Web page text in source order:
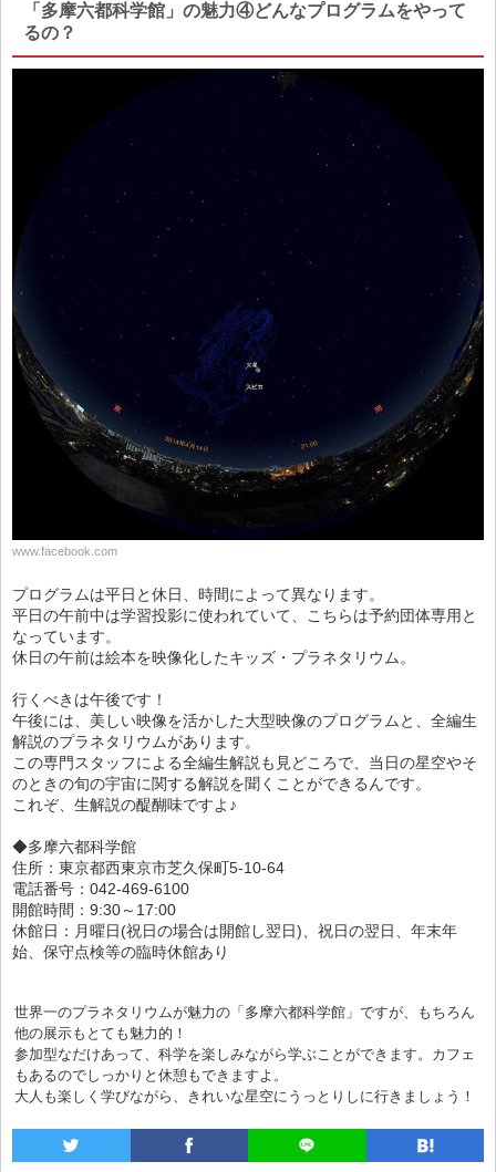
「多摩六都科学館」の魅力④どんなプログラムをやって
るの？
www.facebook.com
プログラムは平日と休日、時間によって異なります。
平日の午前中は学習投影に使われていて、こちらは予約団体専用と
なっています。
休日の午前は絵本を映像化したキッズ・プラネタリウム。
行くべきは午後です！
午後には、美しい映像を活かした大型映像のプログラムと、全編生
解説のプラネタリウムがあります。
この専門スタッフによる全編生解説も見どころで、当日の星空やそ
のときの旬の宇宙に関する解説を聞くことができるんです。
これぞ、生解説の醍醐味ですよ♪
◆多摩六都科学館
住所：東京都西東京市芝久保町5-10-64
電話番号：042-469-6100
開館時間：9:30～17:00
休館日：月曜日(祝日の場合は開館し翌日)、祝日の翌日、年末年
始、保守点検等の臨時休館あり
世界一のプラネタリウムが魅力の「多摩六都科学館」ですが、もちろん
他の展示もとても魅力的！
参加型なだけあって、科学を楽しみながら学ぶことができます。カフェ
もあるのでしっかりと休憩もできますよ。
大人も楽しく学びながら、きれいな星空にうっとりしに行きましょう！